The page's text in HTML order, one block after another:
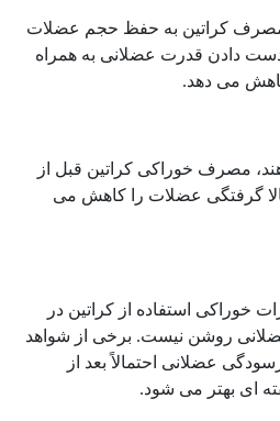
مصرف کراتین به حفظ حجم عضلات
دادن قدرت عضلانی به همراه
می دهد.
مصرف خوراکی کراتین قبل از
گرفتگی عضلات را کاهش می
خوراکی استفاده از کراتین در
عضلانی روشن نیست. برخی از شواهد
عضلانی احتمالاً بعد از